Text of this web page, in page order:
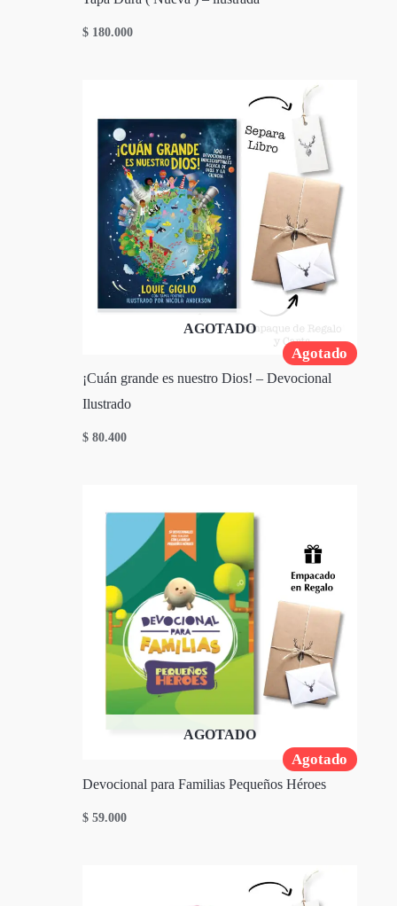
$ 180.000
Agotado
AGOTADO
¡Cuán grande es nuestro Dios! – Devocional
Ilustrado
$ 80.400
Agotado
AGOTADO
Devocional para Familias Pequeños Héroes
$ 59.000